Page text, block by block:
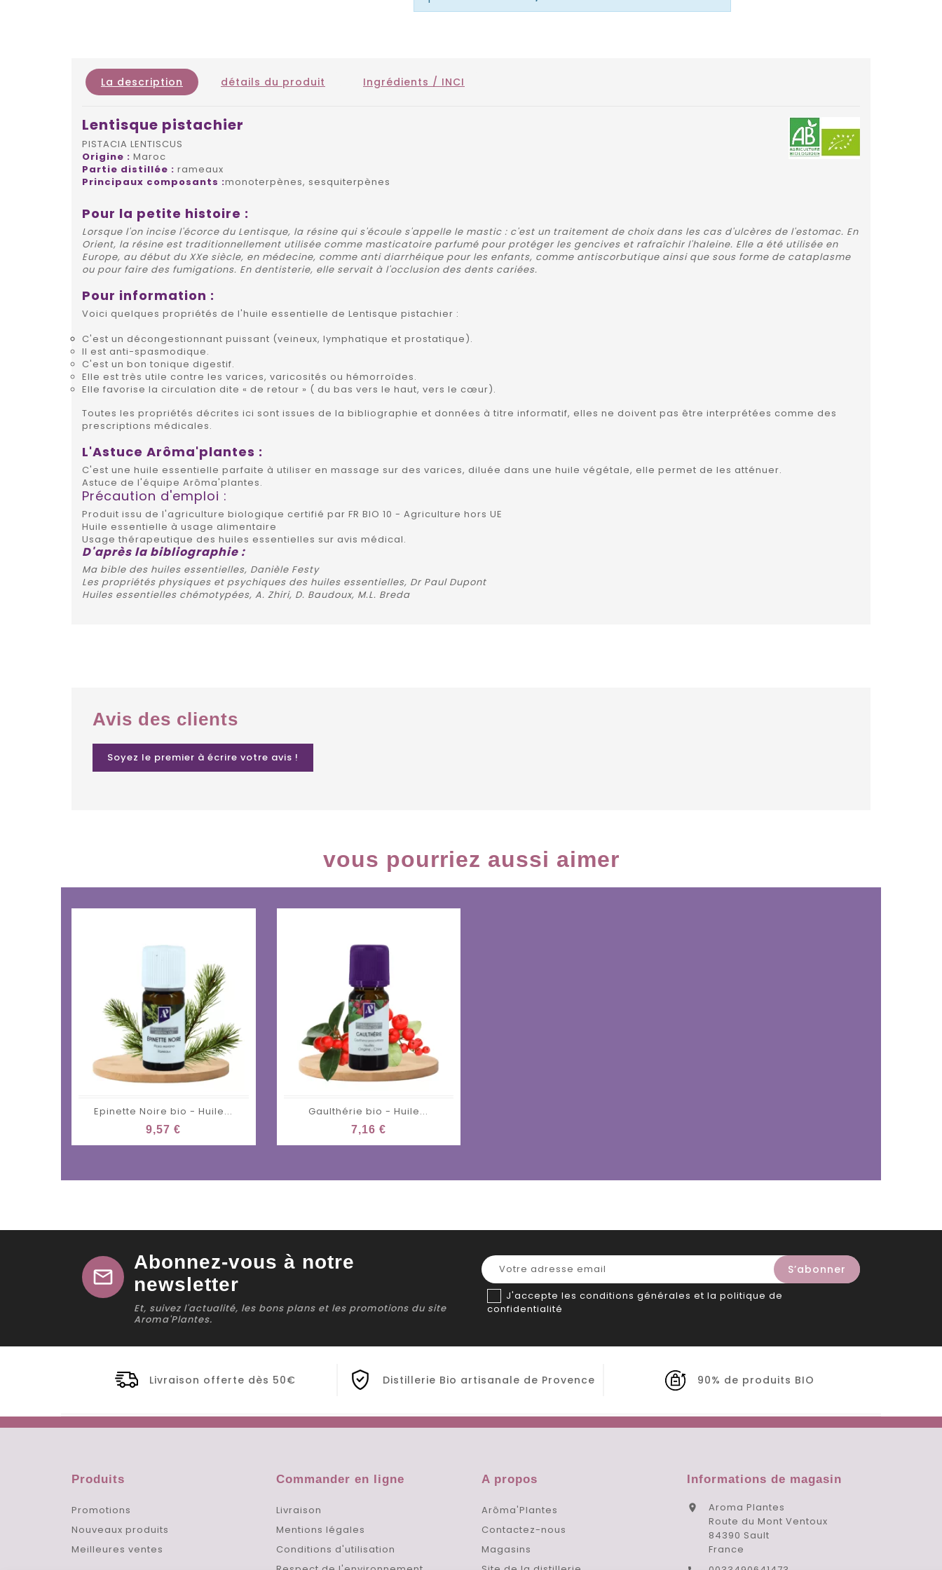
La description détails du produit Ingrédients / INCI
Lentisque pistachier
PISTACIA LENTISCUS
Origine : Maroc
Partie distillée : rameaux
Principaux composants :monoterpènes, sesquiterpènes
Pour la petite histoire :
Lorsque l'on incise l'écorce du Lentisque, la résine qui s'écoule s'appelle le mastic : c'est un traitement de choix dans les cas d'ulcères de l'estomac. En
Orient, la résine est traditionnellement utilisée comme masticatoire parfumé pour protéger les gencives et rafraîchir l'haleine. Elle a été utilisée en
Europe, au début du XXe siècle, en médecine, comme anti diarrhéique pour les enfants, comme antiscorbutique ainsi que sous forme de cataplasme
ou pour faire des fumigations. En dentisterie, elle servait à l'occlusion des dents cariées.
Pour information :
Voici quelques propriétés de l'huile essentielle de Lentisque pistachier :
C'est un décongestionnant puissant (veineux, lymphatique et prostatique).
Il est anti-spasmodique.
C'est un bon tonique digestif.
Elle est très utile contre les varices, varicosités ou hémorroïdes.
Elle favorise la circulation dite « de retour » ( du bas vers le haut, vers le cœur).
Toutes les propriétés décrites ici sont issues de la bibliographie et données à titre informatif, elles ne doivent pas être interprétées comme des
prescriptions médicales.
L'Astuce Arôma'plantes :
C'est une huile essentielle parfaite à utiliser en massage sur des varices, diluée dans une huile végétale, elle permet de les atténuer.
Astuce de l'équipe Arôma'plantes.
Précaution d'emploi :
Produit issu de l'agriculture biologique certifié par FR BIO 10 - Agriculture hors UE
Huile essentielle à usage alimentaire
Usage thérapeutique des huiles essentielles sur avis médical.
D'après la bibliographie :
Ma bible des huiles essentielles, Danièle Festy
Les propriétés physiques et psychiques des huiles essentielles, Dr Paul Dupont
Huiles essentielles chémotypées, A. Zhiri, D. Baudoux, M.L. Breda
Avis des clients
Soyez le premier à écrire votre avis !
vous pourriez aussi aimer
Epinette Noire bio - Huile...
9,57 €
Gaulthérie bio - Huile...
7,16 €
mail
Abonnez-vous à notre
newsletter
Et, suivez l'actualité, les bons plans et les promotions du site
Aroma'Plantes.
J'accepte les conditions générales et la politique de
confidentialité
Livraison offerte dès 50€ Distillerie Bio artisanale de Provence 90% de produits BIO
Produits
Promotions
Nouveaux produits
Meilleures ventes
Commander en ligne
Livraison
Mentions légales
Conditions d'utilisation
A propos
Arôma'Plantes
Contactez-nous
Magasins
Informations de magasin

Aroma Plantes
Route du Mont Ventoux
84390 Sault
France